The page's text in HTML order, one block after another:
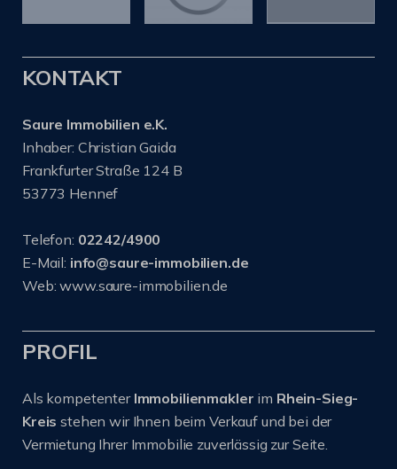
KONTAKT
Saure Immobilien e.K.
Inhaber: Christian Gaida
Frankfurter Straße 124 B
53773 Hennef
Telefon: 02242/4900
E-Mail: info@saure-immobilien.de
Web: www.saure-immobilien.de
PROFIL
Als kompetenter Immobilienmakler im Rhein-Sieg-
Kreisstehen wir Ihnen beim Verkauf und bei der
Vermietung Ihrer Immobilie zuverlässig zur Seite.